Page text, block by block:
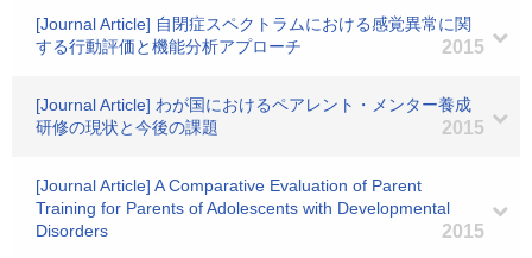
[Journal Article] 自閉症スペクトラムにおける感覚異常に関
する行動評価と機能分析アプローチ
2015
[Journal Article] わが国におけるペアレント・メンター養成
研修の現状と今後の課題
2015
[Journal Article] A Comparative Evaluation of Parent
Training for Parents of Adolescents with Developmental
Disorders
2015